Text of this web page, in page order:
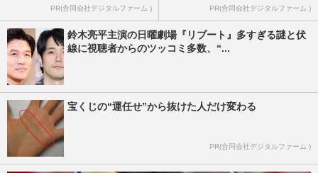
PR(合同会社デジタルファーム ) PR(合同会社デジタルファーム )
鈴木亮平主演の日曜劇場『リブート』多すぎる謎と伏
線に視聴者からのツッコミ多数、“...
宝くじの“運任せ”から抜けた人だけ変わる
PR(合同会社デジタルファーム )